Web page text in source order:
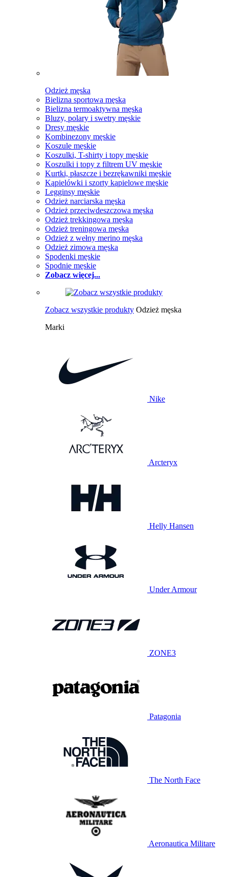
Odzież męska
Bielizna sportowa męska
Bielizna termoaktywna męska
Bluzy, polary i swetry męskie
Dresy męskie
Kombinezony męskie
Koszule męskie
Koszulki, T-shirty i topy męskie
Koszulki i topy z filtrem UV męskie
Kurtki, płaszcze i bezrękawniki męskie
Kąpielówki i szorty kąpielowe męskie
Legginsy męskie
Odzież narciarska męska
Odzież przeciwdeszczowa męska
Odzież trekkingowa męska
Odzież treningowa męska
Odzież z wełny merino męska
Odzież zimowa męska
Spodenki męskie
Spodnie męskie
Zobacz więcej...
Zobacz wszystkie produkty Odzież męska
Marki
Nike
Arcteryx
Helly Hansen
Under Armour
ZONE3
Patagonia
The North Face
Aeronautica Militare